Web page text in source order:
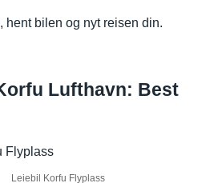
hent bilen og nyt reisen din.
Lufthavn: Best
Leiebil Korfu Flyplass